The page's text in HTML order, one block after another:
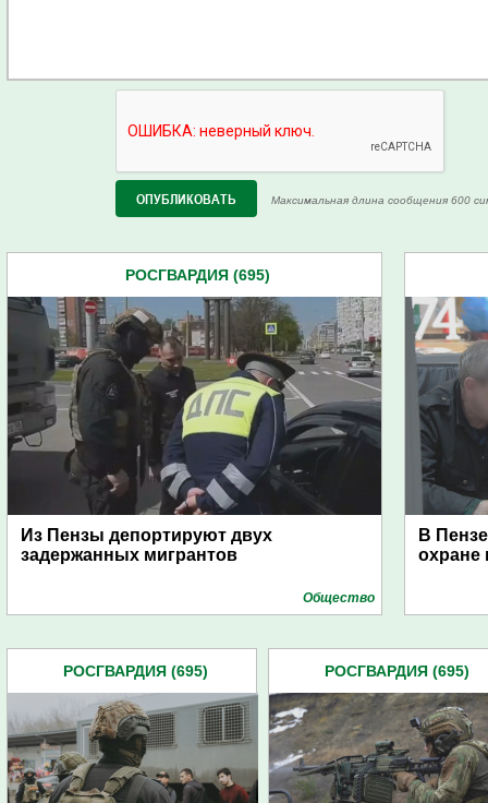
Максимальная длина сообщения 600
РОСГВАРДИЯ (695)
Из Пензы депортируют двух
задержанных мигрантов
Общество
В
охране
РОСГВАРДИЯ (695) РОСГВАРДИЯ (695)